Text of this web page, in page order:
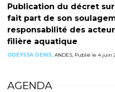
Publication du décret sur
fait part de son
responsabilité des
filière aquatique
ODEYSSA DENIS, ANDES, Publié le 4 juin
AGENDA